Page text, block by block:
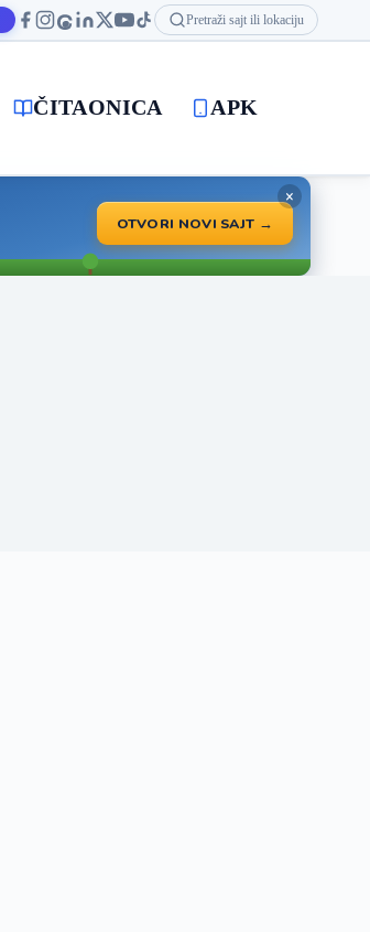
Pretraži sajt ili lokaciju
ČITAONICA APK
OTVORI NOVI SAJT →
×